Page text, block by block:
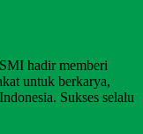
hadir memberi
untuk berkarya,
Sukses selalu